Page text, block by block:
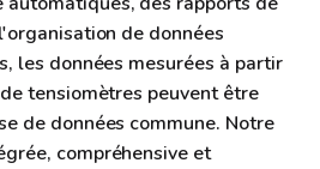
de données
les données mesurées à partir
tensiomètres peuvent être
de données commune. Notre
compréhensive et